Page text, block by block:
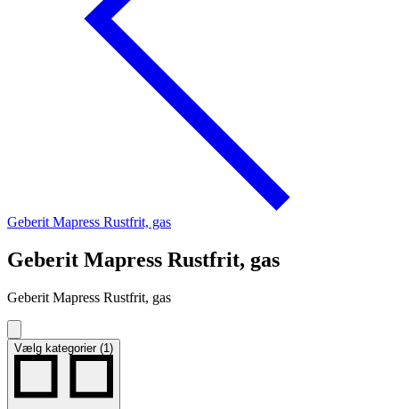
Geberit Mapress Rustfrit, gas
Geberit Mapress Rustfrit, gas
Geberit Mapress Rustfrit, gas
Vælg kategorier (1)